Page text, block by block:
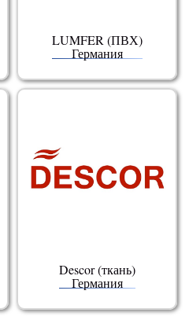
LUMFER (ПВХ)
Германия
Descor (ткань)
Германия